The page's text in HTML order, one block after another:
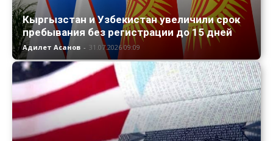
Кыргызстан и Узбекистан увеличили срок
пребывания без регистрации до 15 дней
Адилет Асанов - 31.07.2026 09:09